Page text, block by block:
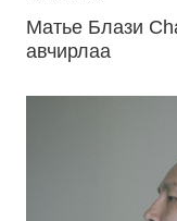
Матье Блази
авчирлаа